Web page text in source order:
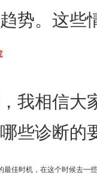
势。这些
相信大
些诊断的
最佳时机，在这个时候去一